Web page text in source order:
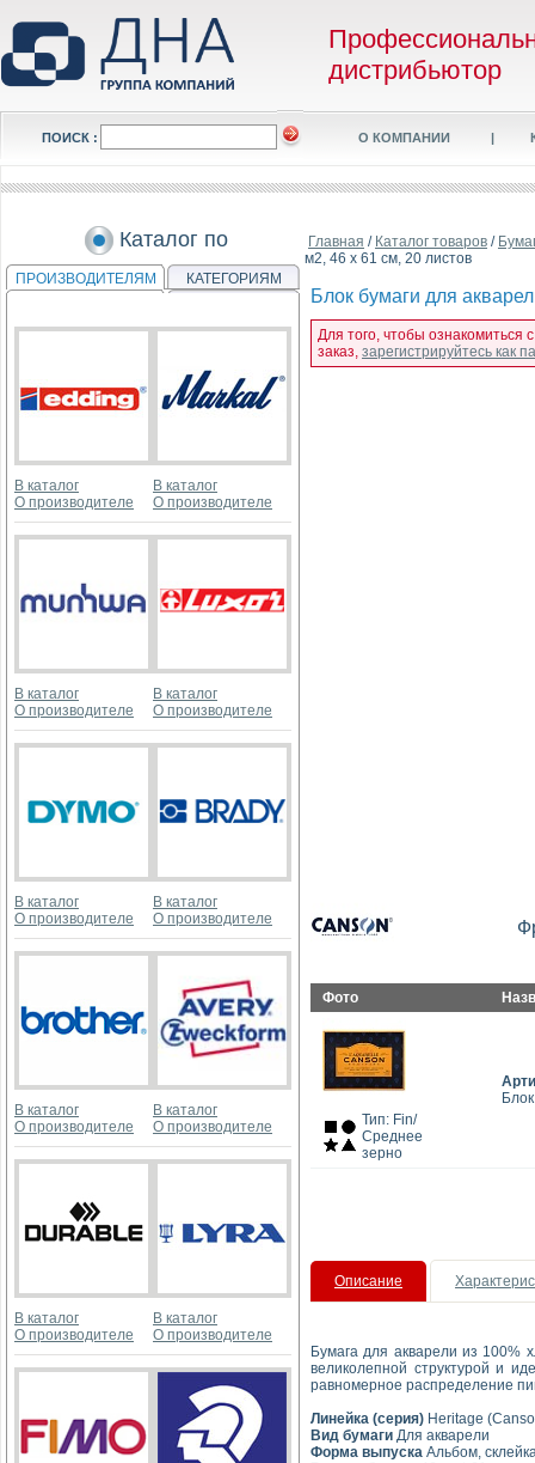
дистрибьютор
ПОИСК : О КОМПАНИИ |
Каталог по
ПРОИЗВОДИТЕЛЯМ КАТЕГОРИЯМ
В каталог
О производителе
В каталог
О производителе
В каталог
О производителе
В каталог
О производителе
В каталог
О производителе
В каталог
О производителе
В каталог
О производителе
В каталог
О производителе
В каталог
О производителе
В каталог
О производителе
Главная / Каталог товаров /
м2, 46 x 61 см, 20 листов
Блок бумаги для
Для того, чтобы ознакомиться
заказ, зарегистрируйтесь как
Фото
Тип: Fin/
Среднее
зерно
Описание
Бумага для акварели из 100%
великолепной структурой и
равномерное распределение
Линейка (серия) Heritage
Вид бумаги Для акварели
Форма выпуска Альбом,